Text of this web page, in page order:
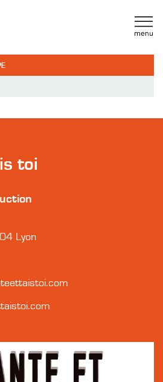
toi
Lyon